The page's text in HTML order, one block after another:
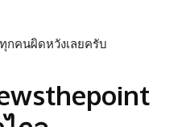
กคนผิดหวังเลยครับ